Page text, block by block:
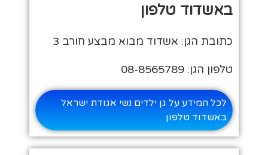
באשדוד טלפון
כתובת הגן: אשדוד מבוא מבצע חורב 3
טלפון הגן: 08-8565789
לכל המידע על גן ילדים נשי אגודת ישראל
באשדוד טלפון